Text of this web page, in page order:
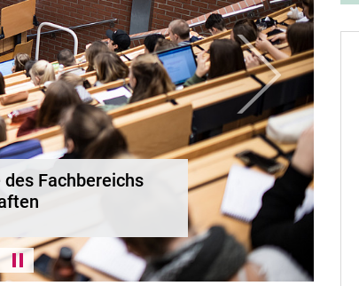
Karussell anhalten / abspielen
weiter